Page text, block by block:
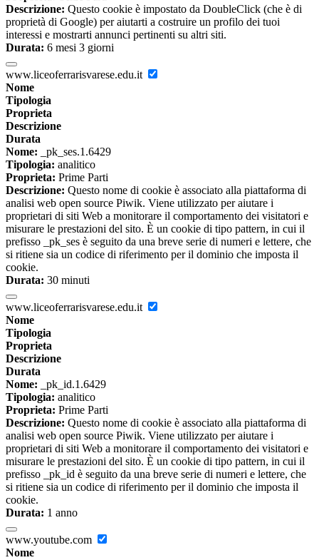
Descrizione: Questo cookie è impostato da DoubleClick (che è di
proprietà di Google) per aiutarti a costruire un profilo dei tuoi
interessi e mostrarti annunci pertinenti su altri siti.
Durata: 6 mesi 3 giorni
www.liceoferrarisvarese.edu.it
Nome
Tipologia
Proprieta
Descrizione
Durata
Nome: _pk_ses.1.6429
Tipologia: analitico
Proprieta: Prime Parti
Descrizione: Questo nome di cookie è associato alla piattaforma di
analisi web open source Piwik. Viene utilizzato per aiutare i
proprietari di siti Web a monitorare il comportamento dei visitatori e
misurare le prestazioni del sito. È un cookie di tipo pattern, in cui il
prefisso _pk_ses è seguito da una breve serie di numeri e lettere, che
si ritiene sia un codice di riferimento per il dominio che imposta il
cookie.
Durata: 30 minuti
www.liceoferrarisvarese.edu.it
Nome
Tipologia
Proprieta
Descrizione
Durata
Nome: _pk_id.1.6429
Tipologia: analitico
Proprieta: Prime Parti
Descrizione: Questo nome di cookie è associato alla piattaforma di
analisi web open source Piwik. Viene utilizzato per aiutare i
proprietari di siti Web a monitorare il comportamento dei visitatori e
misurare le prestazioni del sito. È un cookie di tipo pattern, in cui il
prefisso _pk_id è seguito da una breve serie di numeri e lettere, che
si ritiene sia un codice di riferimento per il dominio che imposta il
cookie.
Durata: 1 anno
www.youtube.com
Nome